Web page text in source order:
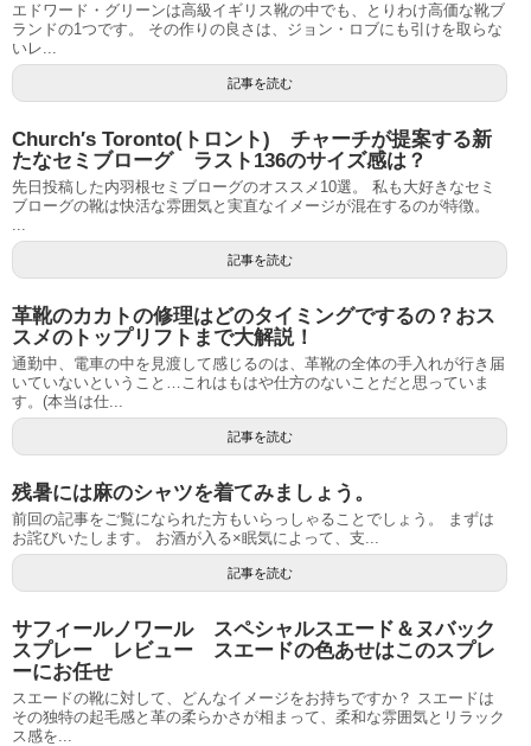
エドワード・グリーンは高級イギリス靴の中でも、とりわけ高価な靴ブ
ランドの1つです。 その作りの良さは、ジョン・ロブにも引けを取らな
いレ...
記事を読む
Church′s Toronto(トロント) チャーチが提案する新
たなセミブローグ ラスト136のサイズ感は？
先日投稿した内羽根セミブローグのオススメ10選。 私も大好きなセミ
ブローグの靴は快活な雰囲気と実直なイメージが混在するのが特徴。
...
記事を読む
革靴のカカトの修理はどのタイミングでするの？おス
スメのトップリフトまで大解説！
通勤中、電車の中を見渡して感じるのは、革靴の全体の手入れが行き届
いていないということ…これはもはや仕方のないことだと思っていま
す。(本当は仕...
記事を読む
残暑には麻のシャツを着てみましょう。
前回の記事をご覧になられた方もいらっしゃることでしょう。 まずは
お詫びいたします。 お酒が入る×眠気によって、支...
記事を読む
サフィールノワール スペシャルスエード＆ヌバック
スプレー レビュー スエードの色あせはこのスプレ
ーにお任せ
スエードの靴に対して、どんなイメージをお持ちですか？ スエードは
その独特の起毛感と革の柔らかさが相まって、柔和な雰囲気とリラック
ス感を...